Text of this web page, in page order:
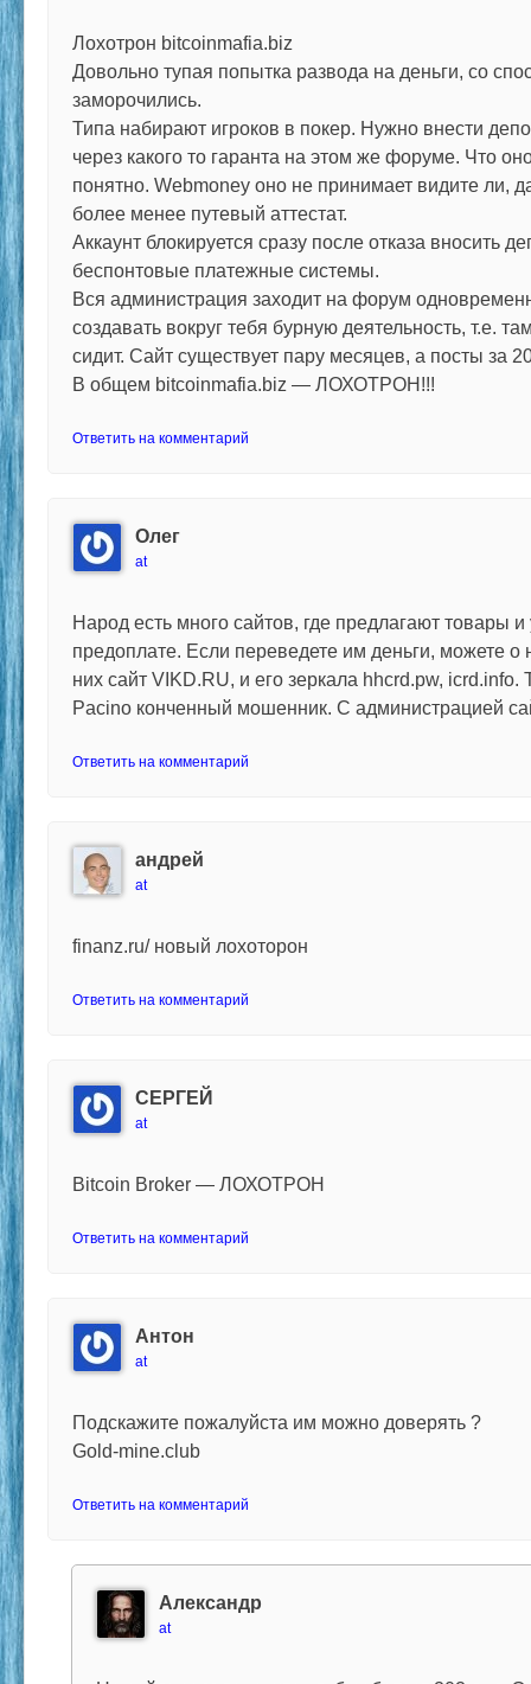
Лохотрон bitcoinmafia.biz
Довольно тупая попытка развода на деньги, со
заморочились.
Типа набирают игроков в покер. Нужно внести
через какого то гаранта на этом же форуме. Что
понятно. Webmoney оно не принимает видите ли,
более менее путевый аттестат.
Аккаунт блокируется сразу после отказа вносить
беспонтовые платежные системы.
Вся администрация заходит на форум
создавать вокруг тебя бурную деятельность, т.е.
сидит. Сайт существует пару месяцев, а посты за
В общем bitcoinmafia.biz — ЛОХОТРОН!!!
Ответить на комментарий
Олег
at
Народ есть много сайтов, где предлагают товары
предоплате. Если переведете им деньги, можете о
них сайт VIKD.RU, и его зеркала hhcrd.pw,
Pacino конченный мошенник. С администрацией
Ответить на комментарий
андрей
at
finanz.ru/ новый лохоторон
Ответить на комментарий
СЕРГЕЙ
at
Bitcoin Broker — ЛОХОТРОН
Ответить на комментарий
Антон
at
Подскажите пожалуйста им можно доверять ?
Gold-mine.club
Ответить на комментарий
Александр
at